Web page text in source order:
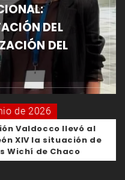
DEL
DEL
de 2026
Valdocco llevó al
XIV la situación de
Wichí de Chaco